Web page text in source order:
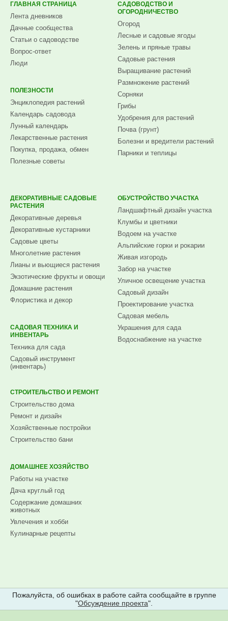
ГЛАВНАЯ СТРАНИЦА
Лента дневников
Дачные сообщества
Статьи о садоводстве
Вопрос-ответ
Люди
ПОЛЕЗНОСТИ
Энциклопедия растений
Календарь садовода
Лунный календарь
Лекарственные растения
Покупка, продажа, обмен
Полезные советы
САДОВОДСТВО И
ОГОРОДНИЧЕСТВО
Огород
Лесные и садовые ягоды
Зелень и пряные травы
Садовые растения
Выращивание растений
Размножение растений
Сорняки
Грибы
Удобрения для растений
Почва (грунт)
Болезни и вредители растений
Парники и теплицы
ДЕКОРАТИВНЫЕ САДОВЫЕ
РАСТЕНИЯ
Декоративные деревья
Декоративные кустарники
Садовые цветы
Многолетние растения
Лианы и вьющиеся растения
Экзотические фрукты и овощи
Домашние растения
Флористика и декор
САДОВАЯ ТЕХНИКА И
ИНВЕНТАРЬ
Техника для сада
Садовый инструмент
(инвентарь)
ОБУСТРОЙСТВО УЧАСТКА
Ландшафтный дизайн участка
Клумбы и цветники
Водоем на участке
Альпийские горки и рокарии
Живая изгородь
Забор на участке
Уличное освещение участка
Садовый дизайн
Проектирование участка
Садовая мебель
Украшения для сада
Водоснабжение на участке
СТРОИТЕЛЬСТВО И РЕМОНТ
Строительство дома
Ремонт и дизайн
Хозяйственные постройки
Строительство бани
ДОМАШНЕЕ ХОЗЯЙСТВО
Работы на участке
Дача круглый год
Содержание домашних
животных
Увлечения и хобби
Кулинарные рецепты
Пожалуйста, об ошибках в работе сайта сообщайте в группе
"Обсуждение проекта".